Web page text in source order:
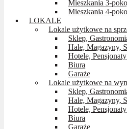
Mieszkania 3-
Mieszkania 4-
LOKALE
Lokale użytkowe na
Sklep,
Hale, Magazyny,
Hotele, Pensjonaty
Biura
Garaże
Lokale użytkowe na
Sklep,
Hale, Magazyny,
Hotele, Pensjonaty
Biura
Garaże